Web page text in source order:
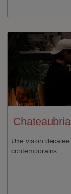
Une vision
contemporains.